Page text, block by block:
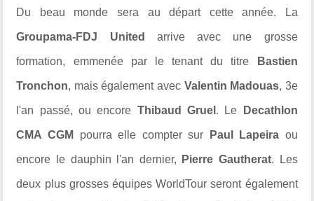
Du beau monde sera au départ cette année. La
Groupama-FDJ United arrive avec une grosse
formation, emmenée par le tenant du titre Bastien
Tronchon, mais également avec Valentin Madouas, 3e
l'an passé, ou encore Thibaud Gruel . Le Decathlon
CMA CGM pourra elle compter sur Paul Lapeira ou
encore le dauphin l'an dernier, Pierre Gautherat. Les
deux plus grosses équipes WorldTour seront également